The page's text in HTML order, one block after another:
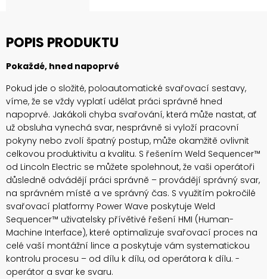
POPIS PRODUKTU
Pokaždé, hned napoprvé
Pokud jde o složité, poloautomatické svařovací sestavy,
víme, že se vždy vyplatí udělat práci správně hned
napoprvé. Jakákoli chyba svařování, která může nastat, ať
už obsluha vynechá svar, nesprávně si vyloží pracovní
pokyny nebo zvolí špatný postup, může okamžitě ovlivnit
celkovou produktivitu a kvalitu. S řešením Weld Sequencer™
od Lincoln Electric se můžete spolehnout, že vaši operátoři
důsledně odvádějí práci správně – provádějí správný svar,
na správném místě a ve správný čas. S využitím pokročilé
svařovací platformy Power Wave poskytuje Weld
Sequencer™ uživatelsky přívětivé řešení HMI (Human-
Machine Interface), které optimalizuje svařovací proces na
celé vaší montážní lince a poskytuje vám systematickou
kontrolu procesu – od dílu k dílu, od operátora k dílu. -
operátor a svar ke svaru.